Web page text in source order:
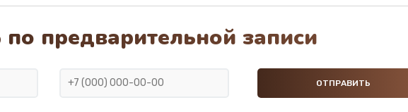
предварительной записи